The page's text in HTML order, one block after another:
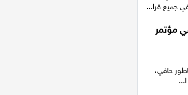
في جميع قرا...
مؤتمر
حافي،